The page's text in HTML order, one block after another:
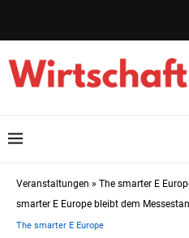
Veranstaltungen » The smarter E
smarter E Europe bleibt dem
The smarter E Europe